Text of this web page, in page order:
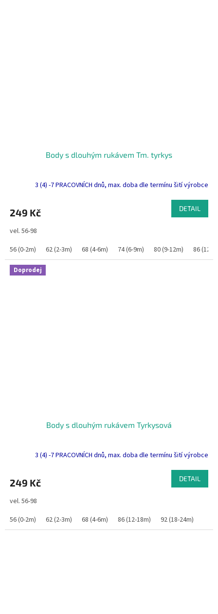
Body s dlouhým rukávem Tm. tyrkys
3 (4) -7 PRACOVNÍCH dnů, max. doba dle termínu šití výrobce
249 Kč DETAIL
vel. 56-98
56 (0-2m)
62 (2-3m) 68 (4-6m) 74 (6-9m) 80 (9-12m) 86 (12-
Doprodej
Body s dlouhým rukávem Tyrkysová
3 (4) -7 PRACOVNÍCH dnů, max. doba dle termínu šití výrobce
249 Kč DETAIL
vel. 56-98
56 (0-2m)
62 (2-3m) 68 (4-6m) 86 (12-18m) 92 (18-24m)